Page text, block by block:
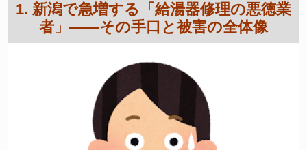
1. 新潟で急増する「給湯器修理の悪徳業
者」——その手口と被害の全体像